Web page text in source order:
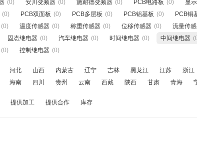
(0) 安川变频器 (0) 施耐德变频器 (0) PCB电路板 (0) 显
(0) PCB双面板 (0) PCB多层板 (0) PCB铝基板 (0) PCB铜
(0) 温度传感器 (0) 称重传感器 (0) 位移传感器 (0) 流量传
固态继电器 (0) 汽车继电器 (0) 时间继电器 (0) 中间继电器
(0) 控制继电器 (0)
河北 山西 内蒙古 辽宁 吉林 黑龙江 江苏 浙江
海南 四川 贵州 云南 西藏 陕西 甘肃 青海
提供加工 提供合作 库存